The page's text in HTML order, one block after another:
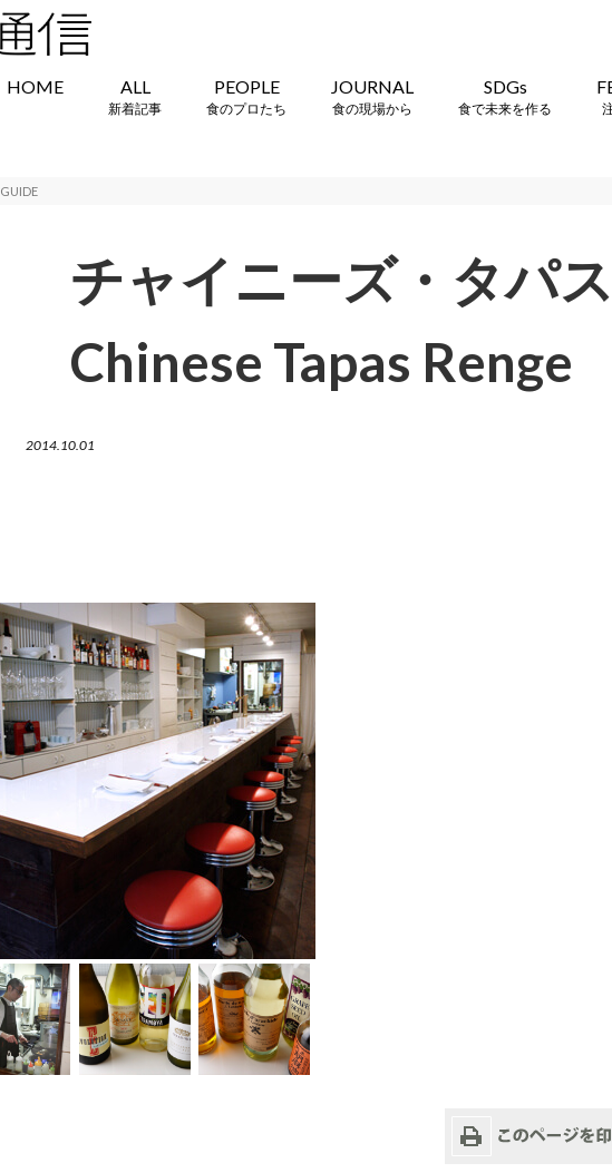
HOME ALL
新着記事
PEOPLE
食のプロたち
JOURNAL
食の現場から
SDGs
食で未来を作る
GUIDE
チャイニーズ・タパ
Chinese Tapas Renge
2014.10.01